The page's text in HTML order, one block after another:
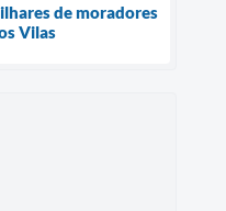
de moradores
Vilas